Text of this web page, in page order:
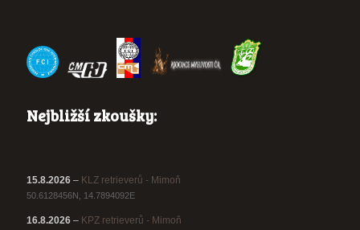
Nejbližší zkoušky:
15.8.2026 – KLZ retrieverů - Mimoň
50.6128456N, 14.7894092E
16.8.2026 – KPZ retrieverů - Mimoň